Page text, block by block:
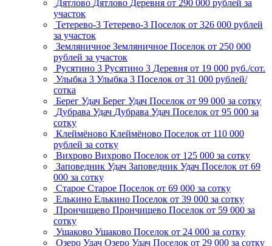
Дятлово Дятлово Деревня от 290 000 рублей за
участок
Тетерево-3 Тетерево-3 Поселок от 326 000 рублей
за участок
Земляничное Земляничное Поселок от 250 000
рублей за участок
Русятино 3 Русятино 3 Деревня от 19 000 руб./сот.
Улыбка 3 Улыбка 3 Поселок от 31 000 рублей/
сотка
Берег Удач Берег Удач Поселок от 99 000 за сотку
Дубрава Удач Дубрава Удач Поселок от 95 000 за
сотку
Клеймёново Клеймёново Поселок от 110 000
рублей за сотку
Вихрово Вихрово Поселок от 125 000 за сотку
Заповедник Удач Заповедник Удач Поселок от 69
000 за сотку
Старое Старое Поселок от 69 000 за сотку
Елькино Елькино Поселок от 39 000 за сотку
Прончищево Прончищево Поселок от 59 000 за
сотку
Ушаково Ушаково Поселок от 24 000 за сотку
Озеро Удач Озеро Удач Поселок от 29 000 за сотку